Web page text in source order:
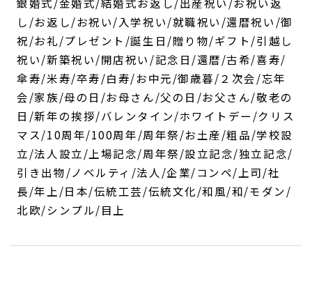
し/お返し/お祝い/入学祝い/就職祝い/還暦祝い/御
祝/お礼/プレゼント/誕生日/贈り物/ギフト/引越し
祝い/新築祝い/開店祝い/記念日/還暦/古希/喜寿/
傘寿/米寿/卒寿/白寿/お中元/御歳暮/２次会/忘年
会/家族/母の日/お母さん/父の日/お父さん/敬老の
日/新年の挨拶/バレンタイン/ホワイトデー/クリス
マス/10周年/100周年/周年祭/お土産/粗品/学校設
立/法人設立/上場記念/周年祭/設立記念/独立記念/
引き出物/ノベルティ/法人/企業/コンペ/上司/社
長/年上/日本/伝統工芸/伝統文化/和風/和/モダン/
北欧/シンプル/目上